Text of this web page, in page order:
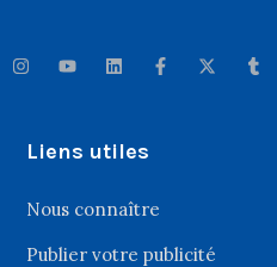
Liens utiles
Nous connaître
Publier votre publicité